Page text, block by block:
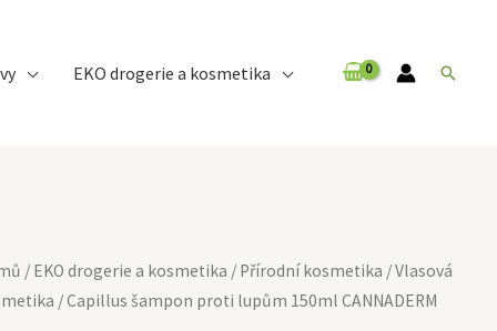
EKO drogerie a kosmetika Hledat
/ EKO drogerie a kosmetika / Přírodní kosmetika /Vlasová
/ Capillus šampon proti lupům 150ml CANNADERM